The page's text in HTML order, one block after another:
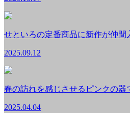
せといろの定番商品に新作が仲間
2025.09.12
春の訪れを感じさせるピンクの器
2025.04.04